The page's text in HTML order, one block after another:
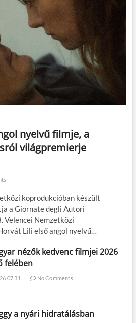
nyelvű filmje, a
világpremierje
koprodukcióban készült
a Giornate degli Autori
Velencei Nemzetközi
Lili első angol nyelvű…
nézők kedvenc filmjei 2026
felében
No Comments
a nyári hidratálásban